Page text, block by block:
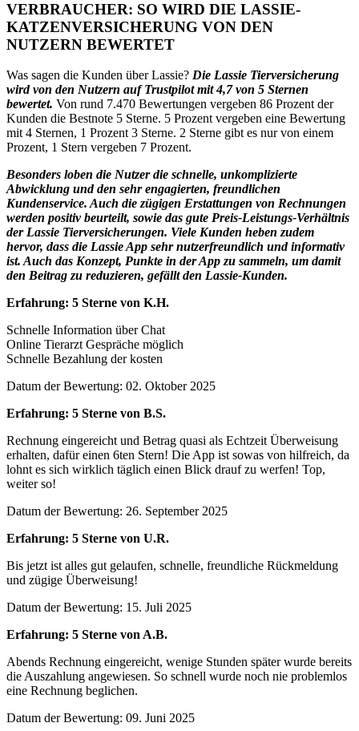
VERBRAUCHER: SO WIRD DIE LASSIE-
KATZENVERSICHERUNG VON DEN
NUTZERN BEWERTET
Was sagen die Kunden über Lassie? Die Lassie Tierversicherung
wird von den Nutzern auf Trustpilot mit 4,7 von 5 Sternen
bewertet. Von rund 7.470 Bewertungen vergeben 86 Prozent der
Kunden die Bestnote 5 Sterne. 5 Prozent vergeben eine Bewertung
mit 4 Sternen, 1 Prozent 3 Sterne. 2 Sterne gibt es nur von einem
Prozent, 1 Stern vergeben 7 Prozent.
Besonders loben die Nutzer die schnelle, unkomplizierte
Abwicklung und den sehr engagierten, freundlichen
Kundenservice. Auch die zügigen Erstattungen von Rechnungen
werden positiv beurteilt, sowie das gute Preis-Leistungs-Verhältnis
der Lassie Tierversicherungen. Viele Kunden heben zudem
hervor, dass die Lassie App sehr nutzerfreundlich und informativ
ist. Auch das Konzept, Punkte in der App zu sammeln, um damit
den Beitrag zu reduzieren, gefällt den Lassie-Kunden.
Erfahrung: 5 Sterne von K.H.
Schnelle Information über Chat
Online Tierarzt Gespräche möglich
Schnelle Bezahlung der kosten
Datum der Bewertung: 02. Oktober 2025
Erfahrung: 5 Sterne von B.S.
Rechnung eingereicht und Betrag quasi als Echtzeit Überweisung
erhalten, dafür einen 6ten Stern! Die App ist sowas von hilfreich, da
lohnt es sich wirklich täglich einen Blick drauf zu werfen! Top,
weiter so!
Datum der Bewertung: 26. September 2025
Erfahrung: 5 Sterne von U.R.
Bis jetzt ist alles gut gelaufen, schnelle, freundliche Rückmeldung
und zügige Überweisung!
Datum der Bewertung: 15. Juli 2025
Erfahrung: 5 Sterne von A.B.
Abends Rechnung eingereicht, wenige Stunden später wurde bereits
die Auszahlung angewiesen. So schnell wurde noch nie problemlos
eine Rechnung beglichen.
Datum der Bewertung: 09. Juni 2025